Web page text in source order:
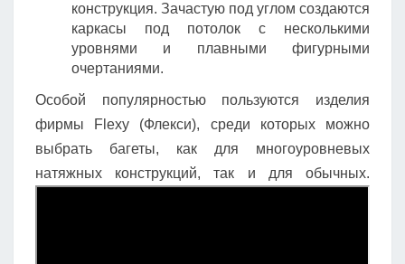
конструкция. Зачастую под углом создаются
каркасы под потолок с несколькими
уровнями и плавными фигурными
очертаниями.
Особой популярностью пользуются изделия
фирмы Flexy (Флекси), среди которых можно
выбрать багеты, как для многоуровневых
натяжных конструкций, так и для обычных.